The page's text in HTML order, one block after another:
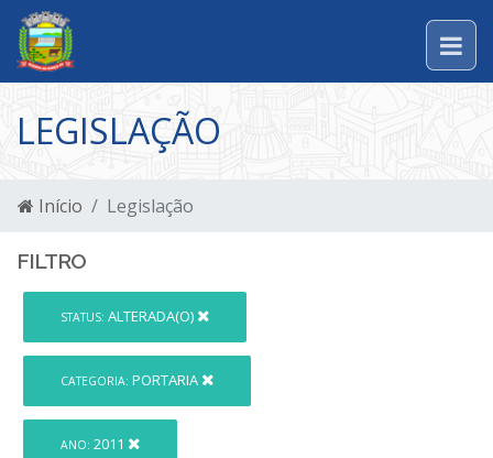
LEGISLAÇÃO
Início Legislação
FILTRO
STATUS: ALTERADA(O)
CATEGORIA: PORTARIA
ANO: 2011